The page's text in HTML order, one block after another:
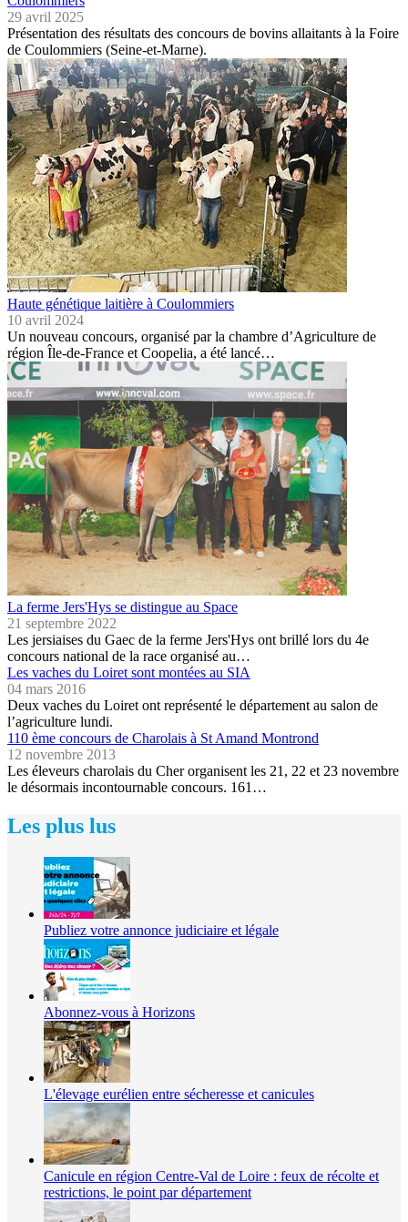
29 avril 2025
Présentation des résultats des concours de bovins allaitants à la Foire
de Coulommiers (Seine-et-Marne).
Haute génétique laitière à Coulommiers
10 avril 2024
Un nouveau concours, organisé par la chambre d’Agriculture de
région Île-de-France et Coopelia, a été lancé…
La ferme Jers'Hys se distingue au Space
21 septembre 2022
Les jersiaises du Gaec de la ferme Jers'Hys ont brillé lors du 4e
concours national de la race organisé au…
Les vaches du Loiret sont montées au SIA
04 mars 2016
Deux vaches du Loiret ont représenté le département au salon de
l’agriculture lundi.
110 ème concours de Charolais à St Amand Montrond
12 novembre 2013
Les éleveurs charolais du Cher organisent les 21, 22 et 23 novembre
le désormais incontournable concours. 161…
Les plus lus
Publiez votre annonce judiciaire et légale
Abonnez-vous à Horizons
L'élevage eurélien entre sécheresse et canicules
Canicule en région Centre-Val de Loire : feux de récolte et
restrictions, le point par département